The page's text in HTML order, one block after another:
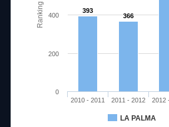
Ranking 393
366
LA PALMA
2010 - 2011 2011 - 2012 2012
0
200
400